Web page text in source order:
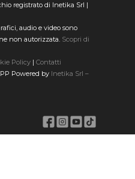
registrato di Inetika Srl |
audio e video sono
non autorizzata. Scopri di
Policy | Contatti
Powered by Inetika Srl –